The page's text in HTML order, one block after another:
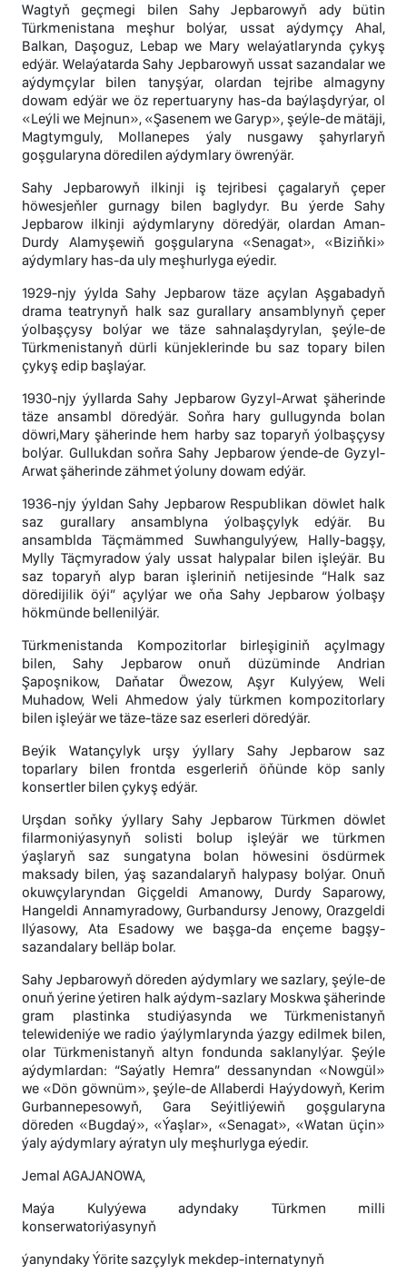
Wagtyň geçmegi bilen Sahy Jepbarowyň ady bütin
Türkmenistana meşhur bolýar, ussat aýdymçy Ahal,
Balkan, Daşoguz, Lebap we Mary welaýatlarynda çykyş
edýär. Welaýatarda Sahy Jepbarowyň ussat sazandalar we
aýdymçylar bilen tanyşýar, olardan tejribe almagyny
dowam edýär we öz repertuaryny has-da baýlaşdyrýar, ol
«Leýli we Mejnun», «Şasenem we Garyp», şeýle-de mätäji,
Magtymguly, Mollanepes ýaly nusgawy şahyrlaryň
goşgularyna döredilen aýdymlary öwrenýär.
Sahy Jepbarowyň ilkinji iş tejribesi çagalaryň çeper
höwesjeňler gurnagy bilen baglydyr. Bu ýerde Sahy
Jepbarow ilkinji aýdymlaryny döredýär, olardan Aman-
Durdy Alamyşewiň goşgularyna «Senаgat», «Biziňki»
aýdymlary has-da uly meşhurlyga eýedir.
1929-njy ýylda Sahy Jepbarow täze açylan Aşgabadyň
drama teatrynyň halk saz gurallary ansamblynyň çeper
ýolbaşçysy bolýar we täze sahnalaşdyrylan, şeýle-de
Türkmenistanyň dürli künjeklerinde bu saz topary bilen
çykyş edip başlaýar.
1930-njy ýyllarda Sahy Jepbarow Gyzyl-Arwat şäherinde
täze ansambl döredýär. Soňra hary gullugynda bolan
döwri,Mary şäherinde hem harby saz toparyň ýolbaşçysy
bolýar. Gullukdan soňra Sahy Jepbarow ýende-de Gyzyl-
Arwat şäherinde zähmet ýoluny dowam edýär.
1936-njy ýyldan Sahy Jepbarow Respublikan döwlet halk
saz gurallary ansamblyna ýolbaşçylyk edýär. Bu
ansamblda Täçmämmed Suwhangulyýew, Hally-bagşy,
Mylly Täçmyradow ýaly ussat halypalar bilen işleýär. Bu
saz toparyň alyp baran işleriniň netijesinde “Halk saz
döredijilik öýi” açylýar we oňa Sahy Jepbarow ýolbaşy
hökmünde bellenilýär.
Türkmenistanda Kompozitorlar birleşiginiň açylmagy
bilen, Sahy Jepbarow onuň düzüminde Andrian
Şapoşnikow, Daňatar Öwezow, Aşyr Kulyýew, Weli
Muhadow, Weli Ahmedow ýaly türkmen kompozitorlary
bilen işleýär we täze-täze saz eserleri döredýär.
Beýik Watançylyk urşy ýyllary Sahy Jepbarow saz
toparlary bilen frontda esgerleriň öňünde köp sanly
konsertler bilen çykyş edýär.
Urşdan soňky ýyllary Sahy Jepbarow Türkmen döwlet
filarmoniýasynyň solisti bolup işleýär we türkmen
ýaşlaryň saz sungatyna bolan höwesini ösdürmek
maksady bilen, ýaş sazandalaryň halypasy bolýar. Onuň
okuwçylaryndan Giçgeldi Amanowy, Durdy Saparowy,
Hangeldi Annamyradowy, Gurbandursy Jenowy, Orazgeldi
Ilýasowy, Ata Esadowy we başga-da ençeme bagşy-
sazandalary belläp bolar.
Sahy Jepbarowyň döreden aýdymlary we sazlary, şeýle-de
onuň ýerine ýetiren halk aýdym-sazlary Moskwa şäherinde
gram plastinka studiýasynda we Türkmenistanyň
telewideniýe we radio ýaýlymlarynda ýazgy edilmek bilen,
olar Türkmenistanyň altyn fondunda saklanylýar. Şeýle
aýdymlardan: “Saýatly Hemra” dessanyndan «Nowgül»
we «Dön göwnüm», şeýle-de Allaberdi Haýydowyň, Kerim
Gurbannepesowyň, Gara Seýitliýewiň goşgularyna
döreden «Bugdaý», «Ýaşlar», «Senagat», «Watan üçin»
ýaly aýdymlary aýratyn uly meşhurlyga eýedir.
Jemal AGAJANOWA,
Maýa Kulyýewa adyndaky Türkmen milli
konserwatoriýasynyň
ýanyndaky Ýörite sazçylyk mekdep-internatynyň